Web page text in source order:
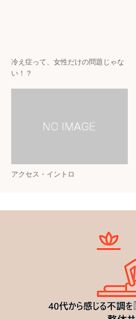
冷え症って、女性だけの問題じゃな
い！？
アクセス・イントロ